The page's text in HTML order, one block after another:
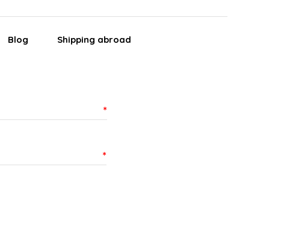
Blog Shipping abroad
*
*